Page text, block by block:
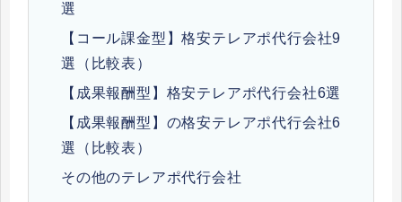
選
【コール課金型】格安テレアポ代行会社9
選（比較表）
【成果報酬型】格安テレアポ代行会社6選
【成果報酬型】の格安テレアポ代行会社6
選（比較表）
その他のテレアポ代行会社